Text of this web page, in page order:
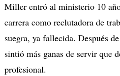
Miller entró al ministerio 10
carrera como reclutadora de
suegra, ya fallecida. Después
sintió más ganas de servir que
profesional.